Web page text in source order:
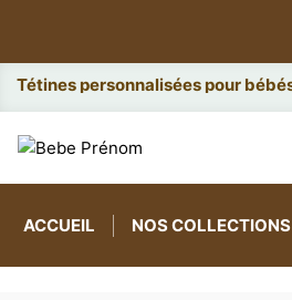
Attaches e
ACCUEIL NOS COLLECTIONS